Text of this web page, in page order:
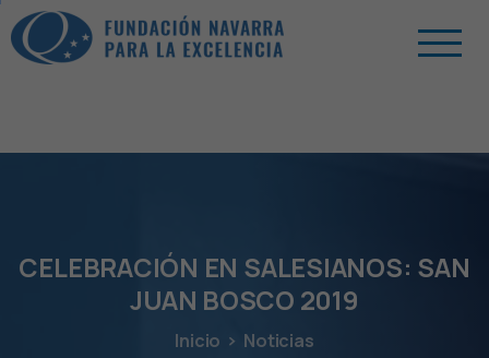
CELEBRACIÓN EN SALESIANOS: SAN
JUAN BOSCO 2019
Inicio
Noticias